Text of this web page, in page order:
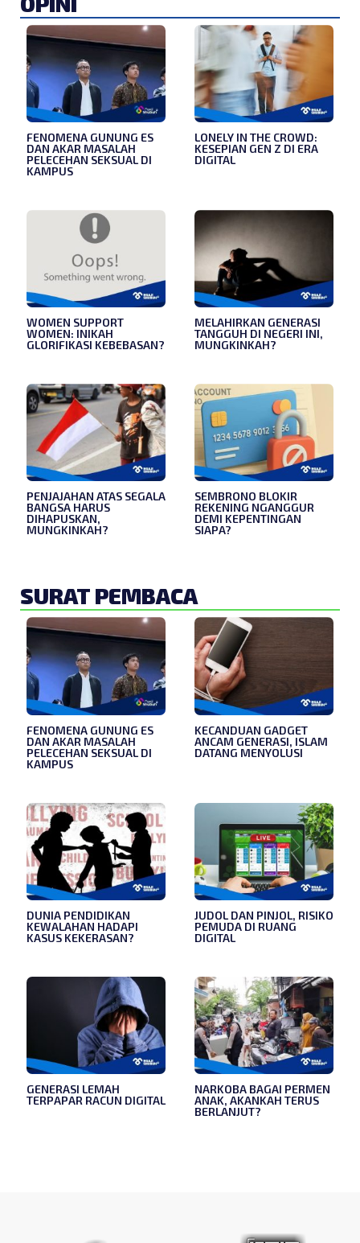
FENOMENA GUNUNG ES
DAN AKAR MASALAH
PELECEHAN SEKSUAL DI
KAMPUS
LONELY IN THE CROWD:
KESEPIAN GEN Z DI ERA
DIGITAL
WOMEN SUPPORT
WOMEN: INIKAH
GLORIFIKASI KEBEBASAN?
MELAHIRKAN GENERASI
TANGGUH DI NEGERI INI,
MUNGKINKAH?
PENJAJAHAN ATAS SEGALA
BANGSA HARUS
DIHAPUSKAN,
MUNGKINKAH?
SEMBRONO BLOKIR
REKENING NGANGGUR
DEMI KEPENTINGAN
SIAPA?
SURAT PEMBACA
FENOMENA GUNUNG ES
DAN AKAR MASALAH
PELECEHAN SEKSUAL DI
KAMPUS
KECANDUAN GADGET
ANCAM GENERASI, ISLAM
DATANG MENYOLUSI
DUNIA PENDIDIKAN
KEWALAHAN HADAPI
KASUS KEKERASAN?
JUDOL DAN PINJOL, RISIKO
PEMUDA DI RUANG
DIGITAL
GENERASI LEMAH
TERPAPAR RACUN DIGITAL
NARKOBA BAGAI PERMEN
ANAK, AKANKAH TERUS
BERLANJUT?